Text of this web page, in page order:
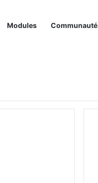
Modules Communauté